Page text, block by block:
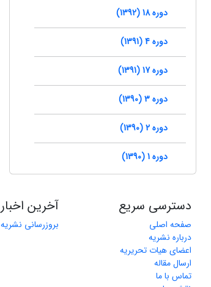
دوره 18 (1392)
دوره 4 (1391)
دوره 17 (1391)
دوره 3 (1390)
دوره 2 (1390)
دوره 1 (1390)
دسترسی سریع
صفحه اصلی
درباره نشریه
اعضای هیات تحریریه
ارسال مقاله
تماس با ما
آخرین اخبار
بروزرسانی نشریه